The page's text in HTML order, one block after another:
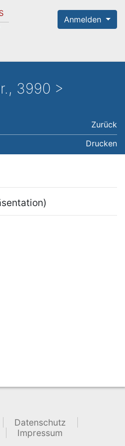
Anmelden
3990 >
Zurück
Drucken
Datenschutz
Impressum